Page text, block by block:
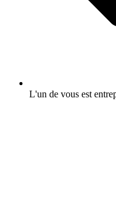
L'un de vous est